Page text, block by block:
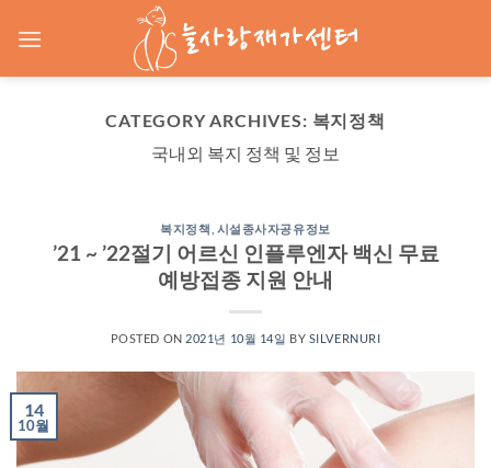
CATEGORY ARCHIVES: 복지정책
국내외 복지 정책 및 정보
복지정책 시설종사자공유정보
’21 ~ ’22절기 어르신 인플루엔자 백신 무료
예방접종 지원 안내
POSTED ON 2021년 10월 14일 BY SILVERNURI
14
10월